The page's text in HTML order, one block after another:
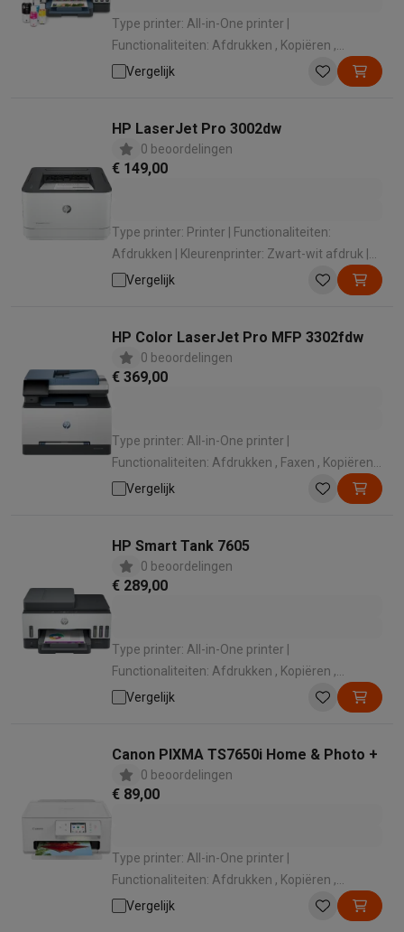
Type printer: All-in-One printer |
Functionaliteiten: Afdrukken , Kopiëren ,
Scannen | Kleurenprinter: Kleurafdruk | Wi-Fi:
Vergelijk
HP LaserJet Pro 3002dw
0 beoordelingen
€ 149,00
Type printer: Printer | Functionaliteiten:
Afdrukken | Kleurenprinter: Zwart-wit afdruk |
Wi-Fi: Wifi 4 (802.11n) | Gebruikslocatie: Kantoor
Vergelijk
HP Color LaserJet Pro MFP 3302fdw
0 beoordelingen
€ 369,00
Type printer: All-in-One printer |
Functionaliteiten: Afdrukken , Faxen , Kopiëren ,
Scannen | Kleurenprinter: Kleurafdruk | Wi-Fi:
Wifi 5 (802.11ac) | Gebruikslocatie: Kantoor
Vergelijk
HP Smart Tank 7605
0 beoordelingen
€ 289,00
Type printer: All-in-One printer |
Functionaliteiten: Afdrukken , Kopiëren ,
Scannen , Faxen | Kleurenprinter: Kleurafdruk |
Wi-Fi: Wifi 5 (802.11ac) | Gebruikslocatie: Thuis
Vergelijk
Canon PIXMA TS7650i Home & Photo +
0 beoordelingen
€ 89,00
Type printer: All-in-One printer |
Functionaliteiten: Afdrukken , Kopiëren ,
Scannen | Kleurenprinter: Kleurafdruk | Wi-Fi:
Vergelijk